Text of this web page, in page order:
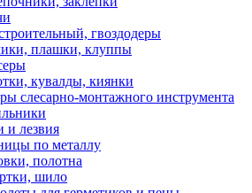
гвоздодеры
плашки, клуппы
кувалды, киянки
слесарно-монтажного инструмента
лезвия
по металлу
полотна
шило